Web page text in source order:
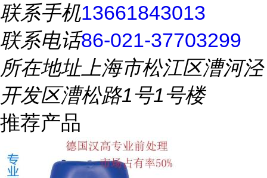
联系手机13661843013
联系电话86-021-37703299
所在地址上海市松江区漕河泾
开发区漕松路1号1号楼
推荐产品